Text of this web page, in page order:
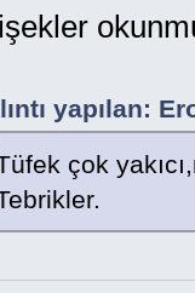
yapılan:
çok